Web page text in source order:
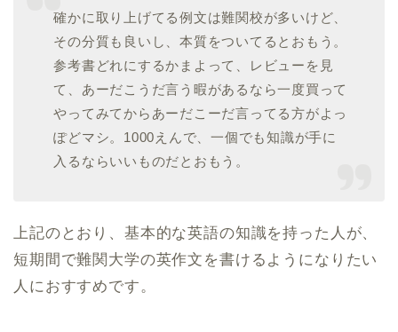
確かに取り上げてる例文は難関校が多いけど、
その分質も良いし、本質をついてるとおもう。
参考書どれにするかまよって、レビューを見
て、あーだこうだ言う暇があるなら一度買って
やってみてからあーだこーだ言ってる方がよっ
ぽどマシ。1000えんで、一個でも知識が手に
入るならいいものだとおもう。
上記のとおり、基本的な英語の知識を持った人が、
短期間で難関大学の英作文を書けるようになりたい
人におすすめです。